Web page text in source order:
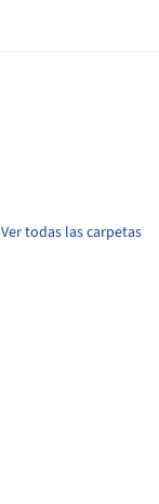
Ver todas las carpetas